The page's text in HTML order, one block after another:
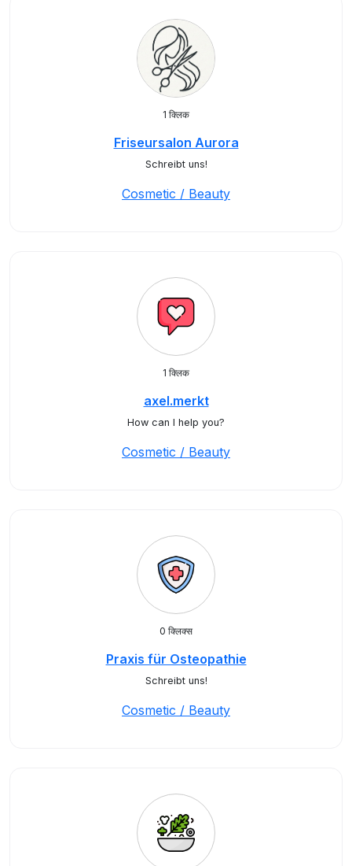
1 क्लिक
Friseursalon Aurora
Schreibt uns!
Cosmetic / Beauty
1 क्लिक
axel.merkt
How can I help you?
Cosmetic / Beauty
0 क्लिक्स
Praxis für Osteopathie
Schreibt uns!
Cosmetic / Beauty